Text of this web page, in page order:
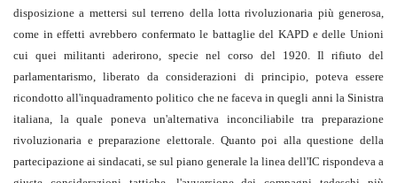
disposizione a mettersi sul terreno della lotta rivoluzionaria più generosa,
come in effetti avrebbero confermato le battaglie del KAPD e delle Unioni
cui quei militanti aderirono, specie nel corso del 1920. Il rifiuto del
parlamentarismo, liberato da considerazioni di principio, poteva essere
ricondotto all'inquadramento politico che ne faceva in quegli anni la Sinistra
italiana, la quale poneva un'alternativa inconciliabile tra preparazione
rivoluzionaria e preparazione elettorale. Quanto poi alla questione della
partecipazione ai sindacati, se sul piano generale la linea dell'IC rispondeva a